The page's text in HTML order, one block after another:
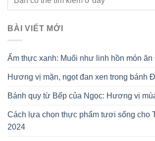
BÀI VIẾT MỚI
Ẩm thực xanh: Muối như linh hồn món
Hương vị mặn, ngọt đan xen trong bánh
Bánh quy từ Bếp của Ngọc: Hương vị
Cách lựa chọn thực phẩm tươi sống cho
2024